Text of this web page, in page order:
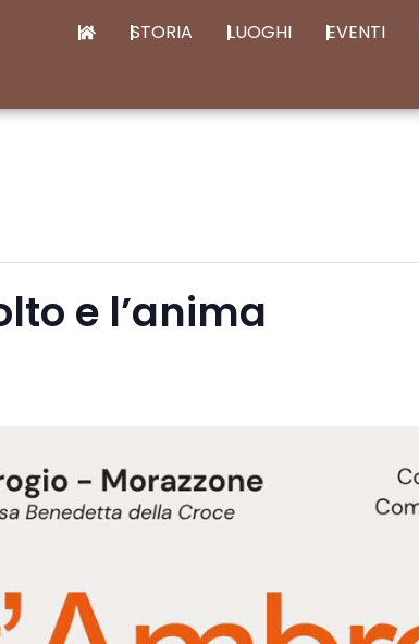
STORIA LUOGHI EVENTI
e l’anima